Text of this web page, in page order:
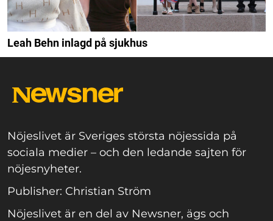
Leah Behn inlagd på sjukhus
Nöjeslivet är Sveriges största nöjessida på
sociala medier – och den ledande sajten för
nöjesnyheter.
Publisher: Christian Ström
Nöjeslivet är en del av Newsner, ägs och